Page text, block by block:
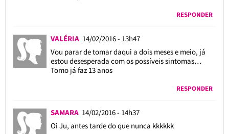
RESPONDER
VALÉRIA 14/02/2016 - 13h47
Vou parar de tomar daqui a dois meses e meio, já
estou desesperada com os possíveis sintomas…
Tomo já faz 13 anos
RESPONDER
SAMARA 14/02/2016 - 14h37
Oi Ju, antes tarde do que nunca kkkkkk